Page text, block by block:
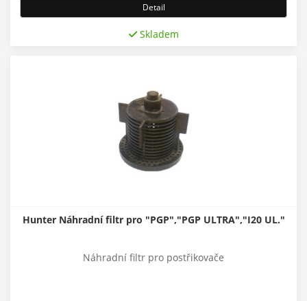
Detail
Skladem
Hunter Náhradní filtr pro "PGP","PGP ULTRA","I20 UL."
Náhradní filtr pro postřikovače